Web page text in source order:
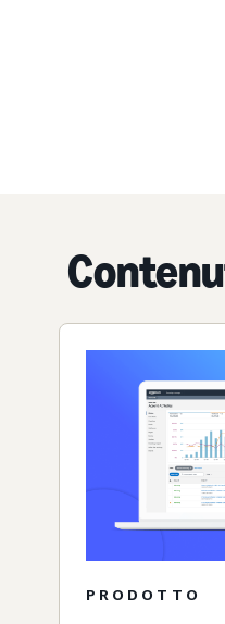
PRODOTTO